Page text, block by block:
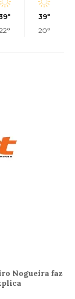
39°
20°
Nogueira faz